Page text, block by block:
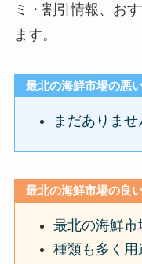
ミ・割引情報、お
ます。
最北の海鮮市場の悪
まだありませ
最北の海鮮市場の良
最北の海鮮市
種類も多く用